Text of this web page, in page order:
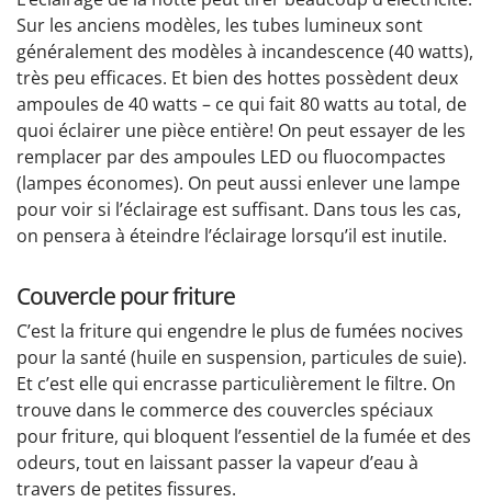
Sur les anciens modèles, les tubes lumineux sont
généralement des modèles à incandescence (40 watts),
très peu efficaces. Et bien des hottes possèdent deux
ampoules de 40 watts – ce qui fait 80 watts au total, de
quoi éclairer une pièce entière! On peut essayer de les
remplacer par des ampoules LED ou fluocompactes
(lampes économes). On peut aussi enlever une lampe
pour voir si l’éclairage est suffisant. Dans tous les cas,
on pensera à éteindre l’éclairage lorsqu’il est inutile.
Couvercle pour friture
C’est la friture qui engendre le plus de fumées nocives
pour la santé (huile en suspension, particules de suie).
Et c’est elle qui encrasse particulièrement le filtre. On
trouve dans le commerce des couvercles spéciaux
pour friture, qui bloquent l’essentiel de la fumée et des
odeurs, tout en laissant passer la vapeur d’eau à
travers de petites fissures.